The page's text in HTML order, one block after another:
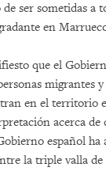
de ser sometidas a
en
que el
migrantes
en el territorio
acerca de
español ha
la triple valla